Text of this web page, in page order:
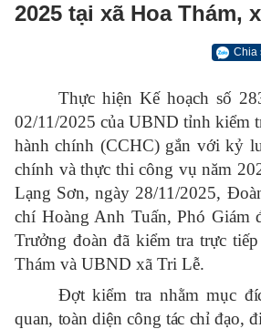
2025 tại xã Hoa Thám,
Chia
Thực hiện Kế hoạch số
02/11/2025 của UBND tỉnh kiểm
hành chính (CCHC) gắn với kỷ
chính và thực thi công vụ năm
Lạng Sơn, ngày 28/11/2025,
chí Hoàng Anh Tuấn, Phó Giám
Trưởng đoàn đã kiểm tra trực
Thám và UBND xã Tri Lễ.
Đợt kiểm tra nhằm mục
quan, toàn diện công tác chỉ đạo,